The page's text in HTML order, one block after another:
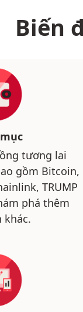
Biến
tương lai
gồm Bitcoin,
TRUMP
phá thêm
khác.